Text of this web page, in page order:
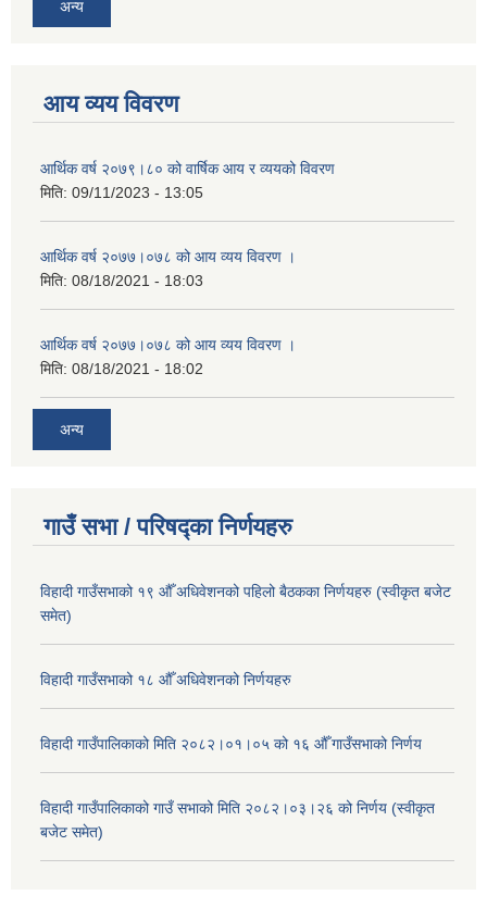
अन्य
आय व्यय विवरण
आर्थिक वर्ष २०७९।८० को वार्षिक आय र व्ययको विवरण
मिति: 09/11/2023 - 13:05
आर्थिक वर्ष २०७७।०७८ को आय व्यय विवरण ।
मिति: 08/18/2021 - 18:03
आर्थिक वर्ष २०७७।०७८ को आय व्यय विवरण ।
मिति: 08/18/2021 - 18:02
अन्य
गाउँ सभा / परिषद्का निर्णयहरु
विहादी गाउँसभाको १९ औँ अधिवेशनको पहिलो बैठकका निर्णयहरु (स्वीकृत बजेट
समेत)
विहादी गाउँसभाको १८ औँ अधिवेशनको निर्णयहरु
विहादी गाउँपालिकाको मिति २०८२।०१।०५ को १६ औँ गाउँसभाको निर्णय
विहादी गाउँपालिकाको गाउँ सभाको मिति २०८२।०३।२६ को निर्णय (स्वीकृत
बजेट समेत)